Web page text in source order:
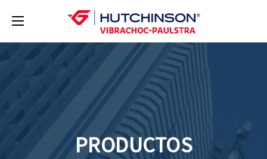
PRODUCTOS